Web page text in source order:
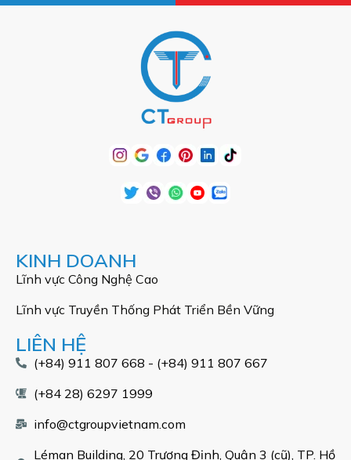
KINH DOANH
Lĩnh vực Công Nghệ Cao
Lĩnh vực Truyền Thống Phát Triển Bền Vững
LIÊN HỆ
(+84) 911 807 668 - (+84) 911 807 667
(+84 28) 6297 1999
info@ctgroupvietnam.com
Léman Building, 20 Trương Định, Quận 3 (cũ), TP. Hồ